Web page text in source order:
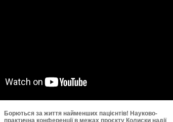
Борються за життя найменших пацієнтів! Науково-
практична конференції в межах проєкту Колиски надії